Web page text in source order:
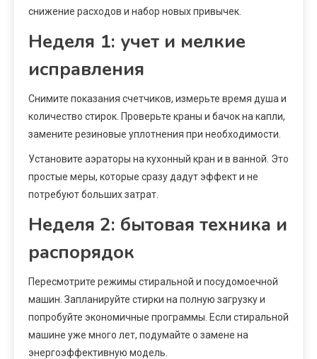
снижение расходов и набор новых привычек.
Неделя 1: учет и мелкие
исправления
Снимите показания счетчиков, измерьте время душа и
количество стирок. Проверьте краны и бачок на капли,
замените резиновые уплотнения при необходимости.
Установите аэраторы на кухонный кран и в ванной. Это
простые меры, которые сразу дадут эффект и не
потребуют больших затрат.
Неделя 2: бытовая техника и
распорядок
Пересмотрите режимы стиральной и посудомоечной
машин. Запланируйте стирки на полную загрузку и
попробуйте экономичные программы. Если стиральной
машине уже много лет, подумайте о замене на
энергоэффективную модель.